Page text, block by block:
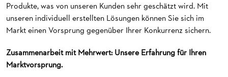
Produkte, was von unseren Kunden sehr geschätzt wird. Mit
unseren individuell erstellten Lösungen können Sie sich im
Markt einen Vorsprung gegenüber Ihrer Konkurrenz sichern.
Zusammenarbeit mit Mehrwert: Unsere Erfahrung für Ihren
Marktvorsprung.